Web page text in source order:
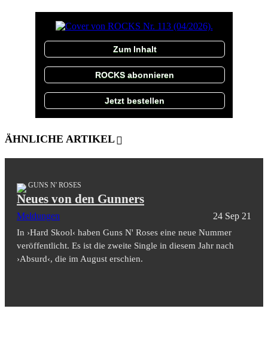
Zum Inhalt
ROCKS abonnieren
Jetzt bestellen
ÄHNLICHE ARTIKEL
GUNS N' ROSES
Neues von den Gunners
Meldungen 24 Sep 21
In ›Hard Skool‹ haben Guns N' Roses eine neue Nummer
veröffentlicht. Es ist die zweite Single in diesem Jahr nach
›Absurd‹, die im August erschien.